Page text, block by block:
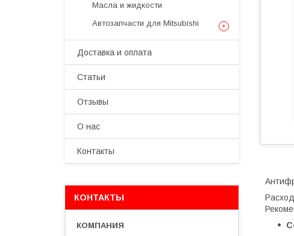
Масла и жидкости
Автозапчасти для Mitsubishi
Доставка и оплата
Статьи
Отзывы
О нас
Контакты
КОНТАКТЫ